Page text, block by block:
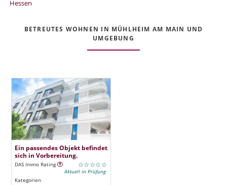
Hessen
BETREUTES WOHNEN IN MÜHLHEIM AM MAIN UND
UMGEBUNG
Ein passendes Objekt befindet
sich in Vorbereitung.
DAS Immo Rating
Aktuell in Prüfung
Kategorien